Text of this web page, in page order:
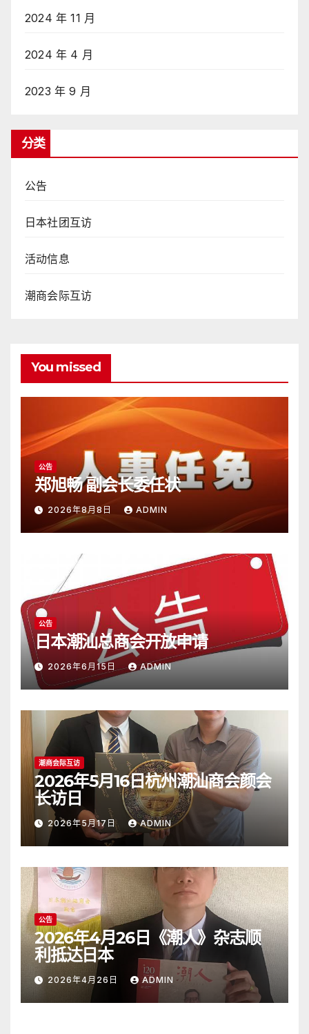
2024 年 11 月
2024 年 4 月
2023 年 9 月
分类
公告
日本社团互访
活动信息
潮商会际互访
You missed
公告
郑旭畅 副会长委任状
2026年8月8日 ADMIN
公告
日本潮汕总商会开放申请
2026年6月15日 ADMIN
潮商会际互访
2026年5月16日杭州潮汕商会颜会
长访日
2026年5月17日 ADMIN
公告
2026年4月26日《潮人》杂志顺
利抵达日本
2026年4月26日 ADMIN